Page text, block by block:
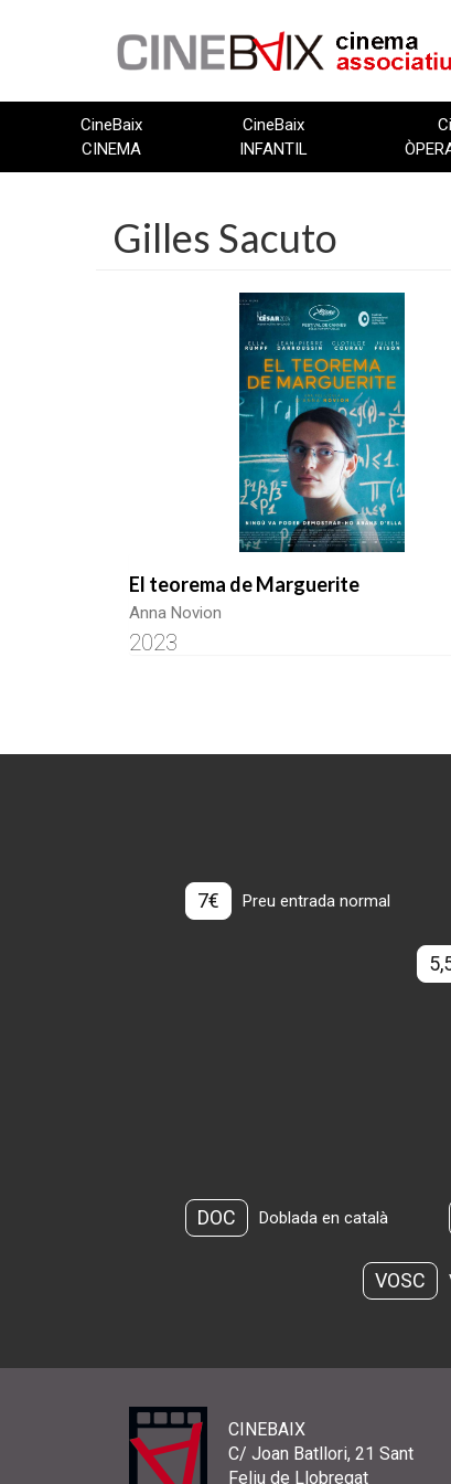
CineBaix
CINEMA
CineBaix
INFANTIL
Gilles Sacuto
El teorema de Marguerite
Anna Novion
2023
7€ Preu entrada normal
DOC Doblada en català
VOSC
CINEBAIX
C/ Joan Batllori, 21 Sant
Feliu de Llobregat